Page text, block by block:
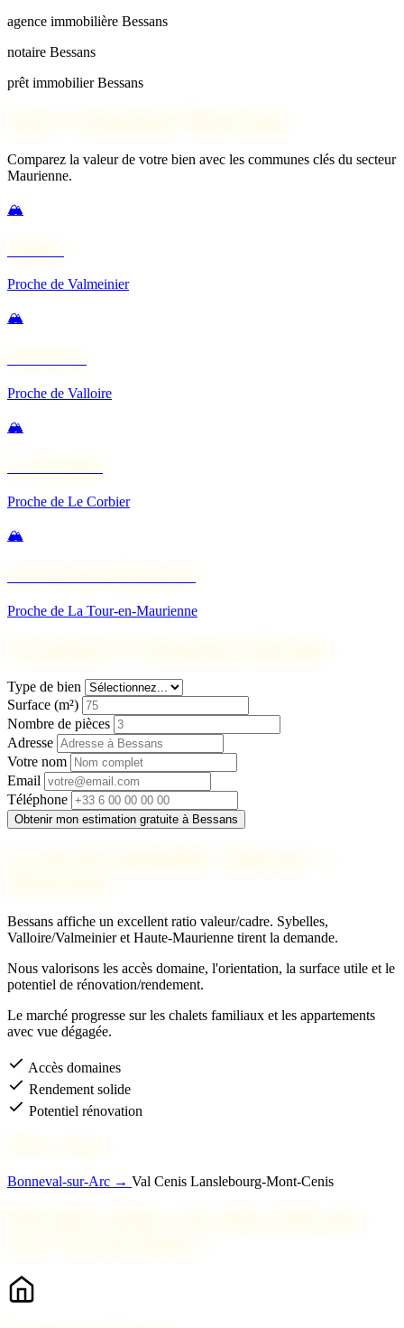
agence immobilière Bessans
notaire Bessans
prêt immobilier Bessans
Comparez la valeur de votre bien avec les communes clés du secteur
Maurienne.
🏔️
Proche de Valmeinier
🏔️
Proche de Valloire
🏔️
Proche de Le Corbier
🏔️
Proche de La Tour-en-Maurienne
Type de bien
Surface (m²)
Nombre de pièces
Adresse
Votre nom
Email
Téléphone
Obtenir mon estimation gratuite à Bessans
Bessans affiche un excellent ratio valeur/cadre. Sybelles,
Valloire/Valmeinier et Haute-Maurienne tirent la demande.
Nous valorisons les accès domaine, l'orientation, la surface utile et le
potentiel de rénovation/rendement.
Le marché progresse sur les chalets familiaux et les appartements
avec vue dégagée.
Accès domaines
Rendement solide
Potentiel rénovation
Bonneval-sur-Arc → Val Cenis Lanslebourg-Mont-Cenis